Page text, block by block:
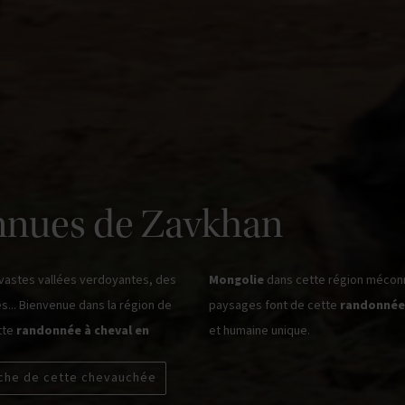
de Zavkhan
vallées verdoyantes, des
Bienvenue dans la région de
randonnée à cheval en
Mongolie dans cette région
paysages font de cette
et humaine unique.
de cette chevauchée